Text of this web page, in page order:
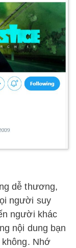
dễ thương,
người suy
người khác
nội dung bạn
không. Nhớ